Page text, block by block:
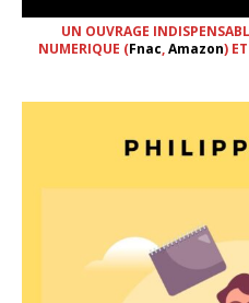
UN OUVRAGE
NUMERIQUE (Fnac,Amazon)